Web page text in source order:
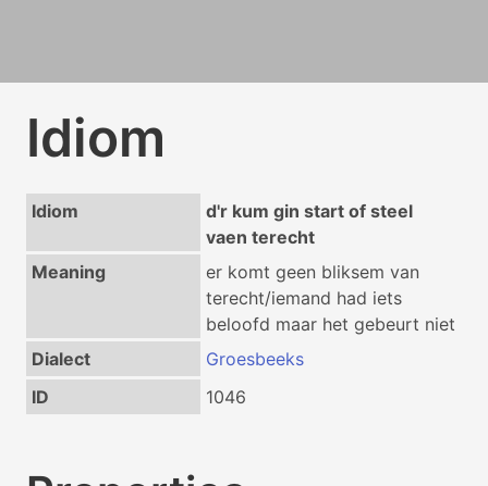
Idiom
Idiom
d'r kum gin start of steel
vaen terecht
Meaning
er komt geen bliksem van
terecht/iemand had iets
beloofd maar het gebeurt niet
Dialect
Groesbeeks
ID
1046